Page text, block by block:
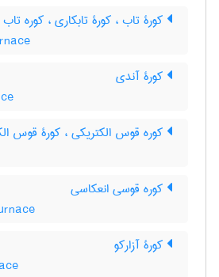
کورۀ تاب ، کورۀ تابکاری ، کوره
کورۀ آندی
کوره قوس الکتریکی ، کورۀ قوس
کوره قوسی انعکاسی
کورۀ آزارکو